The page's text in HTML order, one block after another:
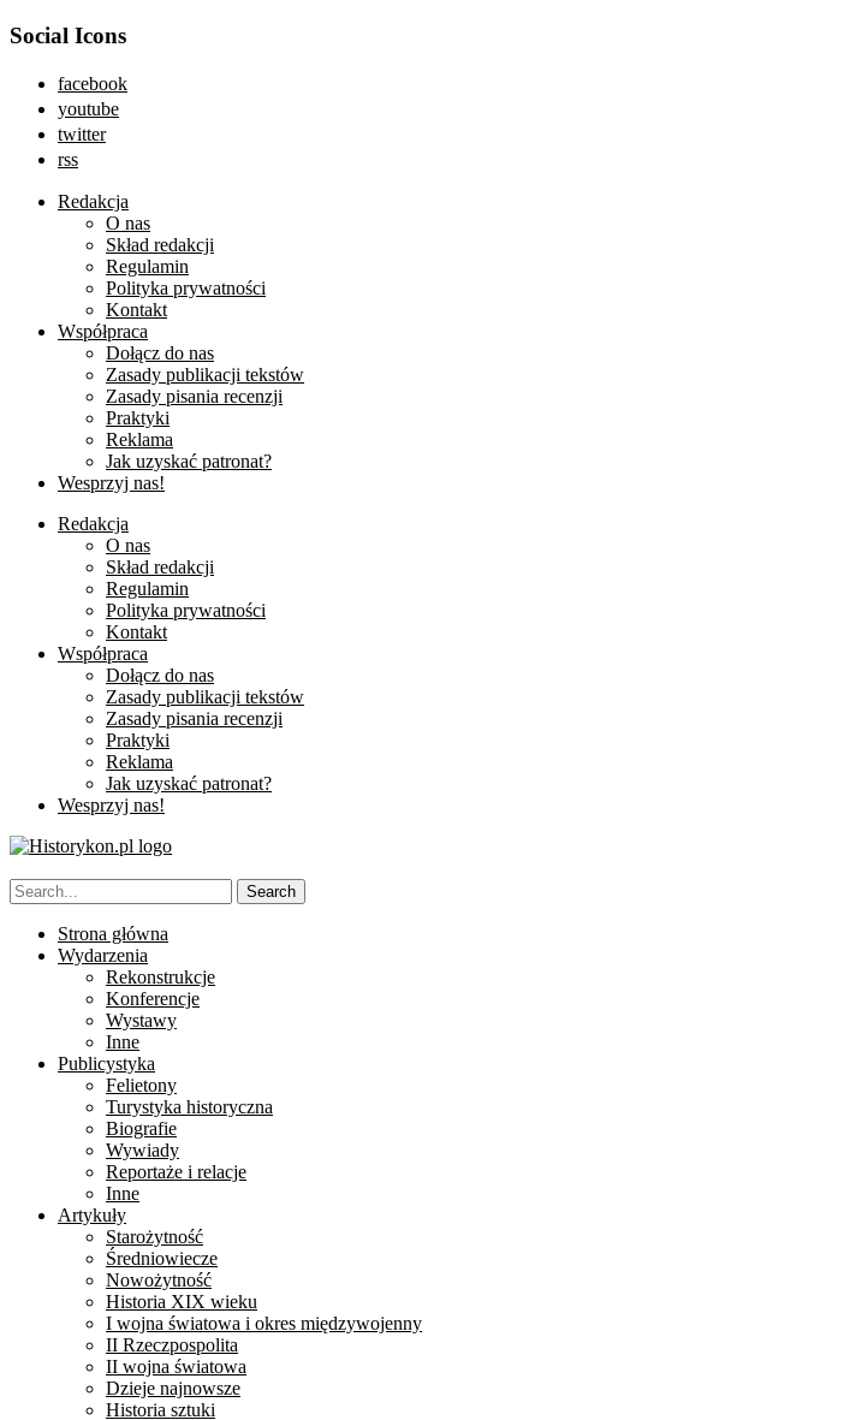
Social Icons
facebook
youtube
twitter
rss
Redakcja
O nas
Skład redakcji
Regulamin
Polityka prywatności
Kontakt
Współpraca
Dołącz do nas
Zasady publikacji tekstów
Zasady pisania recenzji
Praktyki
Reklama
Jak uzyskać patronat?
Wesprzyj nas!
Redakcja
O nas
Skład redakcji
Regulamin
Polityka prywatności
Kontakt
Współpraca
Dołącz do nas
Zasady publikacji tekstów
Zasady pisania recenzji
Praktyki
Reklama
Jak uzyskać patronat?
Wesprzyj nas!
Strona główna
Wydarzenia
Rekonstrukcje
Konferencje
Wystawy
Inne
Publicystyka
Felietony
Turystyka historyczna
Biografie
Wywiady
Reportaże i relacje
Inne
Artykuły
Starożytność
Średniowiecze
Nowożytność
Historia XIX wieku
I wojna światowa i okres międzywojenny
II Rzeczpospolita
II wojna światowa
Dzieje najnowsze
Historia sztuki